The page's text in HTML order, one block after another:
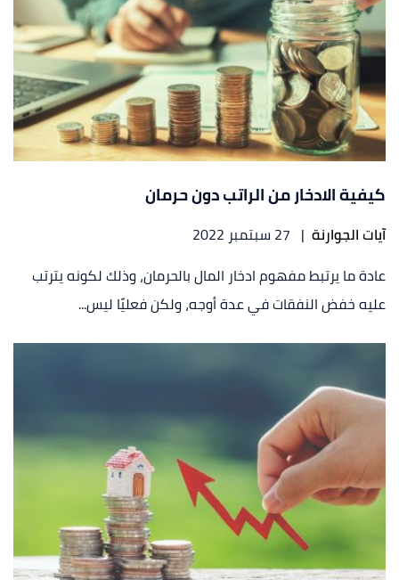
كيفية الادخار من الراتب دون حرمان
آيات الجوارنة | 27 سبتمبر 2022
عادة ما يرتبط مفهوم ادخار المال بالحرمان، وذلك لكونه يترتب
عليه خفض النفقات في عدة أوجه، ولكن فعليًا ليس...